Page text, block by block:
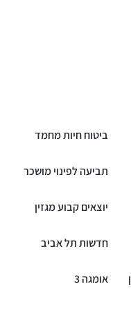
ביטוח חיות מחמד
תביעה לפינוי מושכר
יוצאים קבוע מגזין
חדשות תל אביב
אומגה 3